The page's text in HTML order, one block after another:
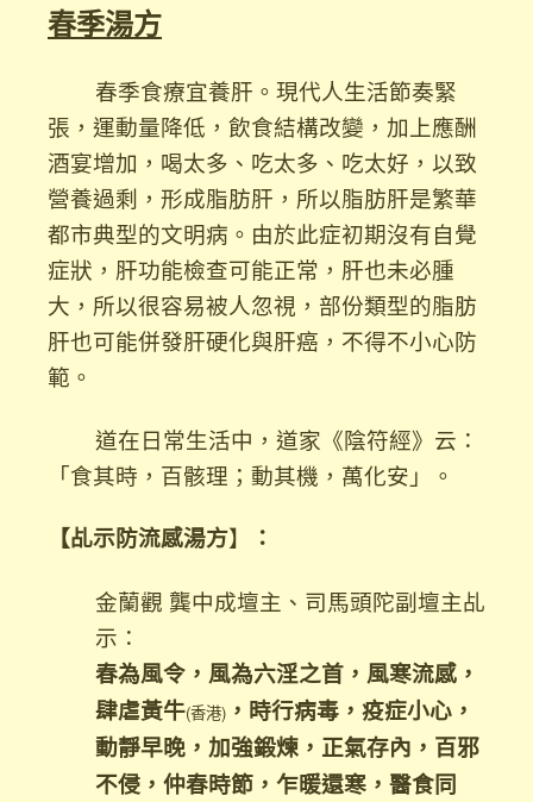
春季湯方
春季食療宜養肝。現代人生活節奏緊
張，運動量降低，飲食結構改變，加上應酬
酒宴增加，喝太多、吃太多、吃太好，以致
營養過剩，形成脂肪肝，所以脂肪肝是繁華
都市典型的文明病。由於此症初期沒有自覺
症狀，肝功能檢查可能正常，肝也未必腫
大，所以很容易被人忽視，部份類型的脂肪
肝也可能併發肝硬化與肝癌，不得不小心防
範。
道在日常生活中，道家《陰符經》云：
「食其時，百骸理；動其機，萬化安」。
【乩示防流感湯方】 ：
金蘭觀 龔中成壇主、司馬頭陀副壇主乩
示：
春為風令，風為六淫之首，風寒流感，
肆虐黃牛(香港) ，時行病毒，疫症小心，
動靜早晚，加強鍛煉，正氣存內，百邪
不侵，仲春時節，乍暖還寒，醫食同